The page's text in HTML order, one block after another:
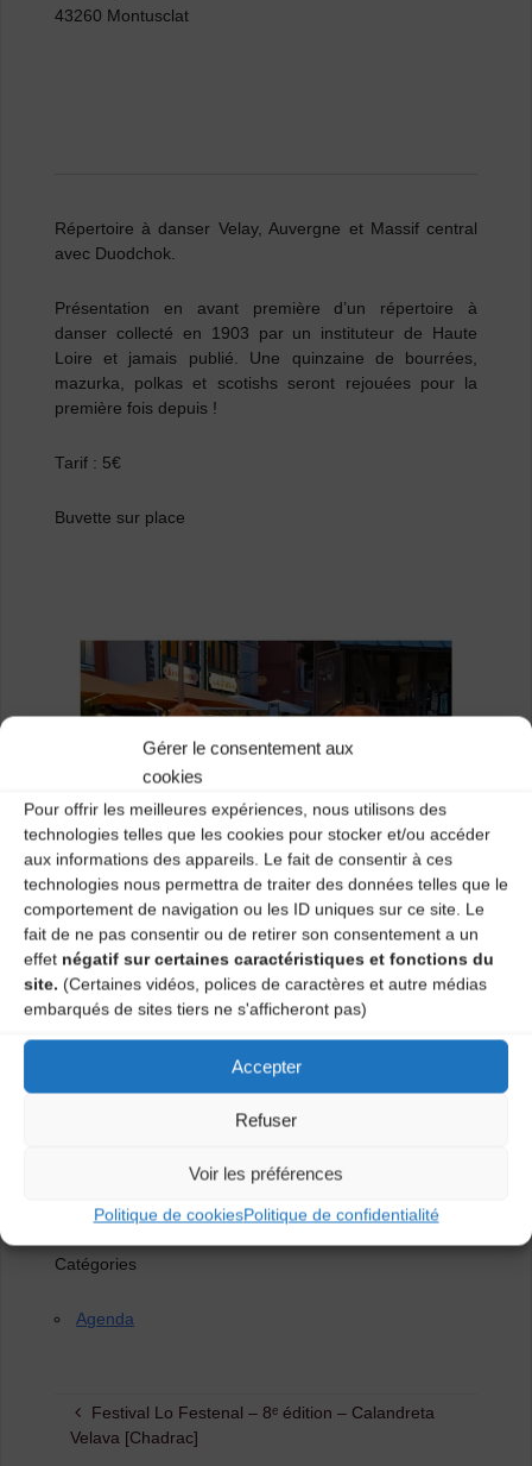
Gérer le consentement aux
cookies
Pour offrir les meilleures expériences, nous utilisons des
technologies telles que les cookies pour stocker et/ou accéder
aux informations des appareils. Le fait de consentir à ces
technologies nous permettra de traiter des données telles que le
comportement de navigation ou les ID uniques sur ce site. Le
fait de ne pas consentir ou de retirer son consentement a un
effet négatif sur certaines caractéristiques et fonctions du
site. (Certaines vidéos, polices de caractères et autre médias
embarqués de sites tiers ne s'afficheront pas)
Accepter
Refuser
Voir les préférences
Politique de cookiesPolitique de confidentialité
43260 Montusclat
Répertoire à danser Velay, Auvergne et Massif central
avec Duodchok.
Présentation en avant première d’un répertoire à
danser collecté en 1903 par un instituteur de Haute
Loire et jamais publié. Une quinzaine de bourrées,
mazurka, polkas et scotishs seront rejouées pour la
première fois depuis !
Tarif : 5€
Buvette sur place
Catégories
Agenda
Festival Lo Festenal – 8ᵉ édition – Calandreta
Velava [Chadrac]